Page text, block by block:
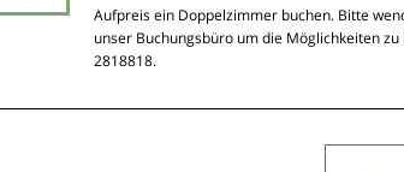
Aufpreis ein Doppelzimmer buchen. Bitte
unser Buchungsbüro um die Möglichkeiten
2818818.